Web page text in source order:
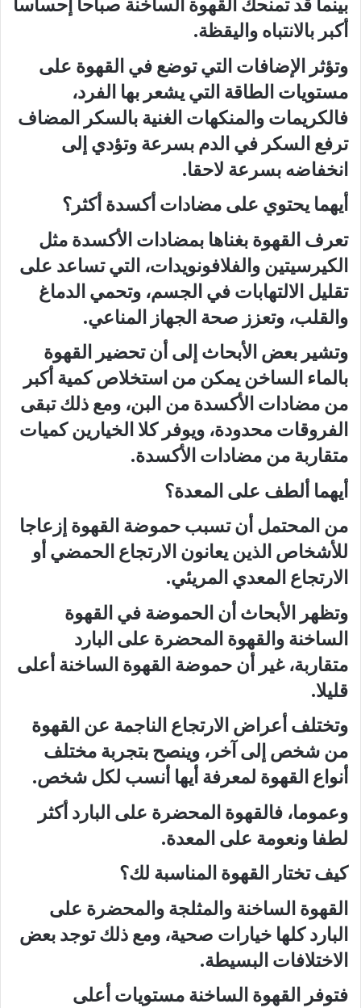
بينما قد تمنحك القهوة الساخنة صباحا إحساسا
أكبر بالانتباه واليقظة.
وتؤثر الإضافات التي توضع في القهوة على
مستويات الطاقة التي يشعر بها الفرد،
فالكريمات والمنكهات الغنية بالسكر المضاف
ترفع السكر في الدم بسرعة وتؤدي إلى
انخفاضه بسرعة لاحقا.
أيهما يحتوي على مضادات أكسدة أكثر؟
تعرف القهوة بغناها بمضادات الأكسدة مثل
الكيرسيتين والفلافونويدات، التي تساعد على
تقليل الالتهابات في الجسم، وتحمي الدماغ
والقلب، وتعزز صحة الجهاز المناعي.
وتشير بعض الأبحاث إلى أن تحضير القهوة
بالماء الساخن يمكن من استخلاص كمية أكبر
من مضادات الأكسدة من البن، ومع ذلك تبقى
الفروقات محدودة، ويوفر كلا الخيارين كميات
متقاربة من مضادات الأكسدة.
أيهما ألطف على المعدة؟
من المحتمل أن تسبب حموضة القهوة إزعاجا
للأشخاص الذين يعانون الارتجاع الحمضي أو
الارتجاع المعدي المريئي.
وتظهر الأبحاث أن الحموضة في القهوة
الساخنة والقهوة المحضرة على البارد
متقاربة، غير أن حموضة القهوة الساخنة أعلى
قليلا.
وتختلف أعراض الارتجاع الناجمة عن القهوة
من شخص إلى آخر، وينصح بتجربة مختلف
أنواع القهوة لمعرفة أيها أنسب لكل شخص.
وعموما، فالقهوة المحضرة على البارد أكثر
لطفا ونعومة على المعدة.
كيف تختار القهوة المناسبة لك؟
القهوة الساخنة والمثلجة والمحضرة على
البارد كلها خيارات صحية، ومع ذلك توجد بعض
الاختلافات البسيطة.
فتوفر القهوة الساخنة مستويات أعلى